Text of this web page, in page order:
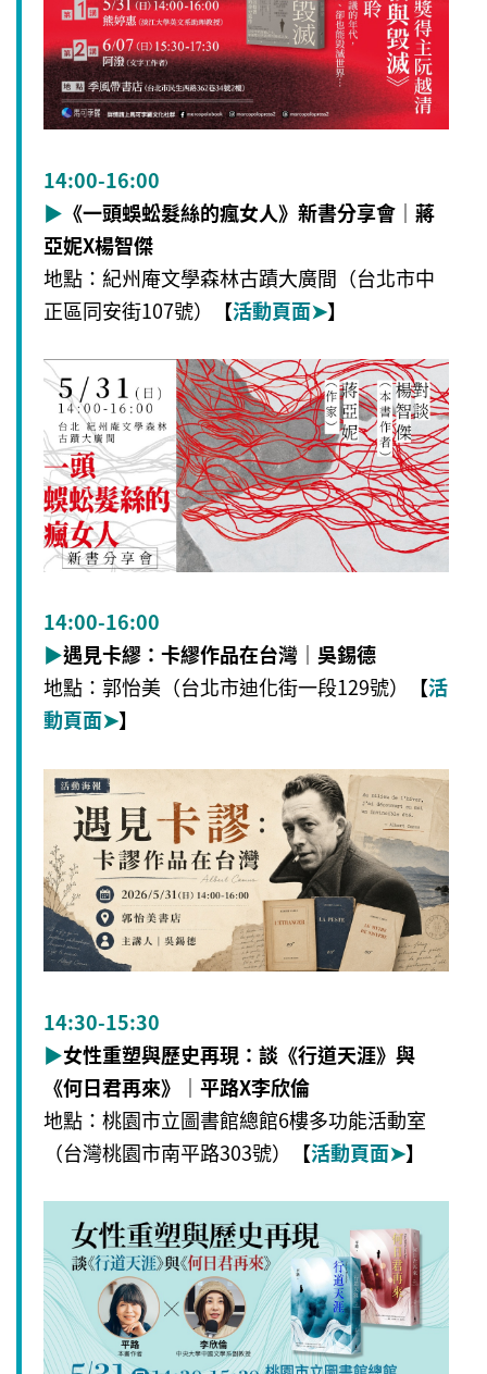
14:00-16:00
▶ 《一頭蜈蚣髮絲的瘋女人》新書分享會｜蔣
亞妮X楊智傑
地點：紀州庵文學森林古蹟大廣間（台北市中
正區同安街107號）
【活動頁面➤】
14:00-16:00
▶遇見卡繆：卡繆作品在台灣｜ 吳錫德
地點：郭怡美（台北市迪化街一段129號）
【活
動頁面➤】
14:30-15:30
▶女性重塑與歷史再現：談《行道天涯》與
《何日君再來》｜平路X李欣倫
地點：桃園市立圖書館總館6樓多功能活動室
（台灣桃園市南平路303號）
【活動頁面➤】